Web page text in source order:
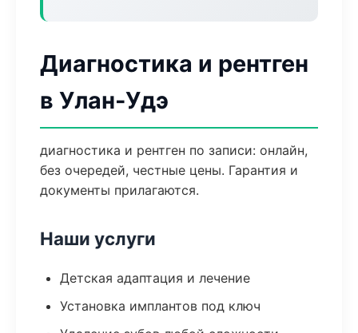
Диагностика и рентген
в Улан-Удэ
диагностика и рентген по записи: онлайн,
без очередей, честные цены. Гарантия и
документы прилагаются.
Наши услуги
Детская адаптация и лечение
Установка имплантов под ключ